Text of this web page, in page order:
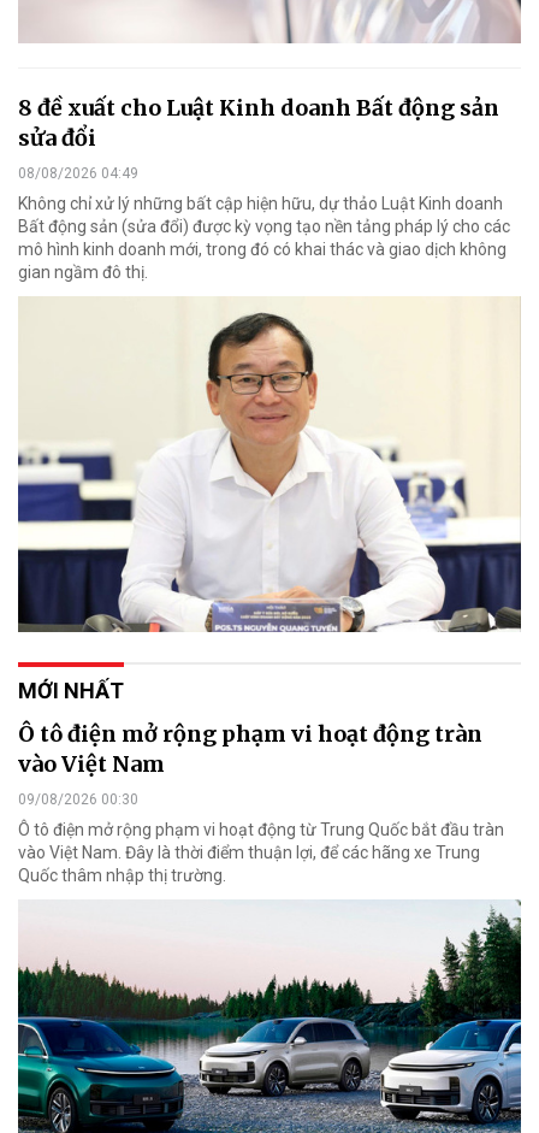
8 đề xuất cho Luật Kinh doanh Bất động sản
sửa đổi
08/08/2026 04:49
Không chỉ xử lý những bất cập hiện hữu, dự thảo Luật Kinh doanh
Bất động sản (sửa đổi) được kỳ vọng tạo nền tảng pháp lý cho các
mô hình kinh doanh mới, trong đó có khai thác và giao dịch không
gian ngầm đô thị.
MỚI NHẤT
Ô tô điện mở rộng phạm vi hoạt động tràn
vào Việt Nam
09/08/2026 00:30
Ô tô điện mở rộng phạm vi hoạt động từ Trung Quốc bắt đầu tràn
vào Việt Nam. Đây là thời điểm thuận lợi, để các hãng xe Trung
Quốc thâm nhập thị trường.